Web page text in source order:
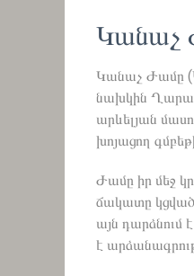
Կանաչ
Կանաչ Ժամը
նախկին
արևելյան
խոյացող
Ժամը իր մեջ
ճակատը կցված
այն դարձնում
է